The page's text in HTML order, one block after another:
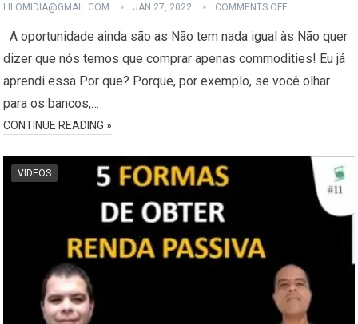
LILOMIDIA@GMAIL.COM JAN 27, 2022 COMMENTS OFF
A oportunidade ainda são as Não tem nada igual às Não quer
dizer que nós temos que comprar apenas commodities! Eu já
aprendi essa Por que? Porque, por exemplo, se você olhar
para os bancos,…
CONTINUE READING »
VIDEOS